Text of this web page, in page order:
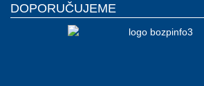
DOPORUČUJEME